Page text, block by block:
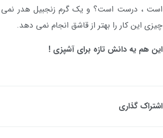
است ، درست است؟ و یک گرم زنجبیل هدر
چیزی این کار را بهتر از قاشق انجام نمی دهد.
این هم یه دانش تازه برای آشپزی !
اشتراک گذاری